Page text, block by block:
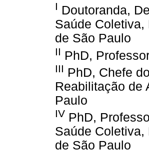
I Doutoranda,
Saúde
de São Paulo
II PhD,
III PhD, Chefe
Reabilitação de
Paulo
IV PhD,
Saúde
de São Paulo